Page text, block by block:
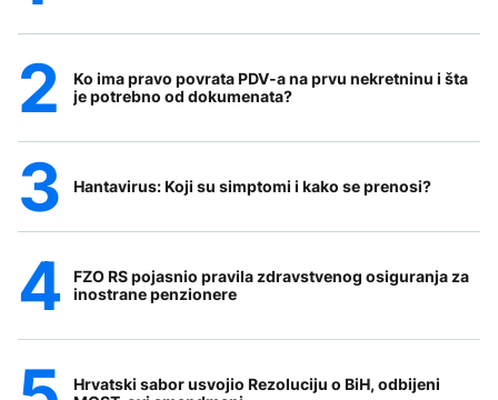
Ko ima pravo povrata PDV-a na prvu nekretninu i šta
je potrebno od dokumenata?
Hantavirus: Koji su simptomi i kako se prenosi?
FZO RS pojasnio pravila zdravstvenog osiguranja za
inostrane penzionere
Hrvatski sabor usvojio Rezoluciju o BiH, odbijeni